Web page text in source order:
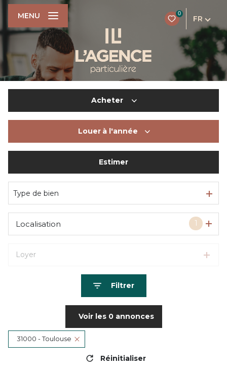
0
FR
MENU
Acheter
Du neuf
Louer à l'année
De l'immo pro
Estimer
Type de bien
1
Localisation
Loyer
Filtrer
Voir les 0annonces
31000 - Toulouse
Réinitialiser